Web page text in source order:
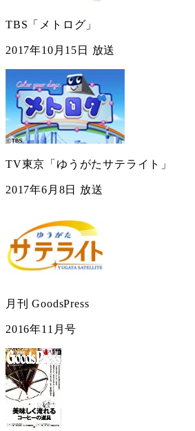
TBS「メトログ」
2017年10月15日 放送
TV東京「ゆうがたサテライト」
2017年6月8日 放送
月刊 GoodsPress
2016年11月号